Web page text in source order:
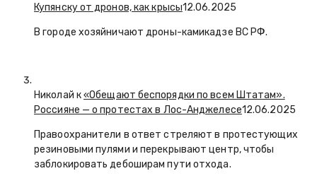
Купянску от дронов, как крысы12.06.2025
В городе хозяйничают дроны-камикадзе ВС РФ.
Николай к«Обещают беспорядки по всем Штатам».
Россияне — о протестах в Лос-Анджелесе12.06.2025
Правоохранители в ответ стреляют в протестующих
резиновыми пулями и перекрывают центр, чтобы
заблокировать дебоширам пути отхода.